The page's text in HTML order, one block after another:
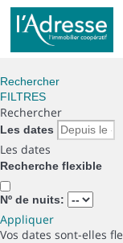
Rechercher
FILTRES
Rechercher
Les dates
Les dates
Recherche flexible
Nº de nuits:
Appliquer
Vos dates sont-elles